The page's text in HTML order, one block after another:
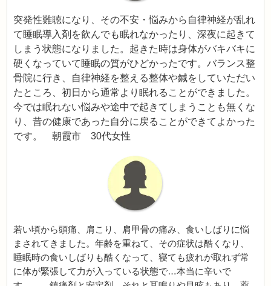
突発性難聴になり、その不安・悩みから自律神経が乱れ
て睡眠導入剤を飲んでも眠れなかったり、深夜に起きて
しまう状態になりました。起きた時は身体がバキバキに
硬くなっていて睡眠の質がひどかったです。バランス整
骨院に行き、自律神経を整える整体や鍼をしていただい
たところ、初日から通常より眠れることができました。
今では眠れない悩みや途中で起きてしまうことも無くな
り、昔の健康であった自分に戻ることができてよかった
です。
朝霞市 30代女性
若い頃から頭痛、肩こり、肩甲骨の痛み、食いしばりに悩
まされてきました。年齢を重ねて、その症状は酷くなり、
睡眠時の食いしばりも酷くなって、寝ても疲れが取れず常
に体が緊張して力が入っている状態で…本当に辛いで